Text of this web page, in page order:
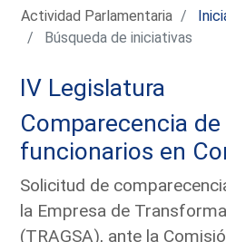
Actividad Parlamentaria
Búsqueda de iniciativas
IV Legislatura
Comparecencia
funcionarios en
Solicitud de
la Empresa de
(TRAGSA), ante la